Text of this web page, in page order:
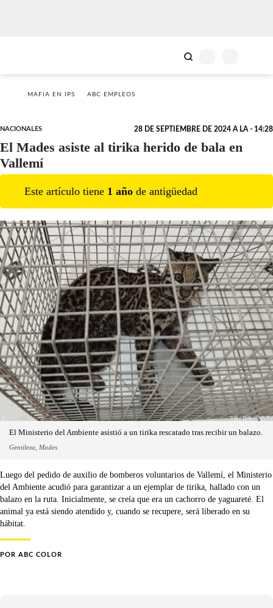
MAFIA EN IPS ABC EMPLEOS
NACIONALES 28 DE SEPTIEMBRE DE 2024 A LA - 14:28
El Mades asiste al tirika herido de bala en
Vallemí
Este artículo tiene 1 año de antigüedad
El Ministerio del Ambiente asistió a un tirika rescatado tras recibir un balazo.
Gentileza, Mades
Luego del pedido de auxilio de bomberos voluntarios de Vallemí, el Ministerio
del Ambiente acudió para garantizar a un ejemplar de tirika, hallado con un
balazo en la ruta. Inicialmente, se creía que era un cachorro de yaguareté. El
animal ya está siendo atendido y, cuando se recupere, será liberado en su
hábitat.
POR ABC COLOR